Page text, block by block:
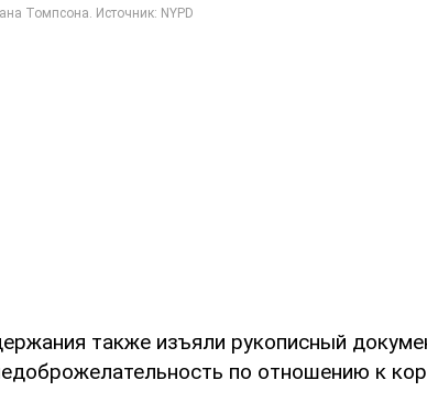
также изъяли рукописный
по отношению к